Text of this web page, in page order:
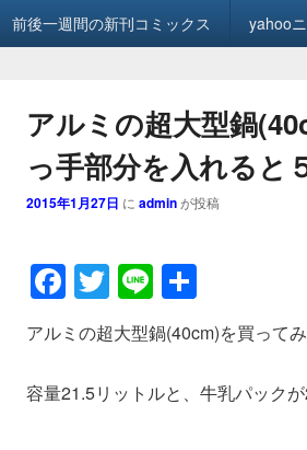
前後一週間の新刊コミックス yahoo
アルミの超大型鍋
っ手部分を入れると
2015年1月27日 に adminが投稿
F
a
c
e
T
wi
tt
er
Li
n
e
有
アルミの超大型鍋(40cm)を買って
容量21.5リットルと、牛乳パック